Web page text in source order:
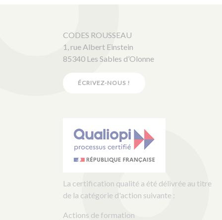
CODES ROUSSEAU
1, rue Albert Einstein
85340 Les Sables d’Olonne
ÉCRIVEZ-NOUS !
La certification qualité a été délivrée au titre
de la catégorie d'action suivante :
Actions de formation